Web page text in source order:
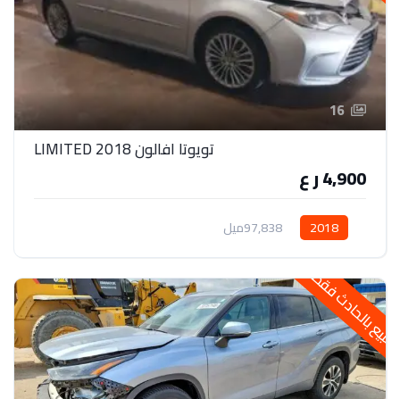
16
تويوتا افالون 2018 LIMITED
4,900 ر ع
2018 97,838ميل
بالحادث فقط